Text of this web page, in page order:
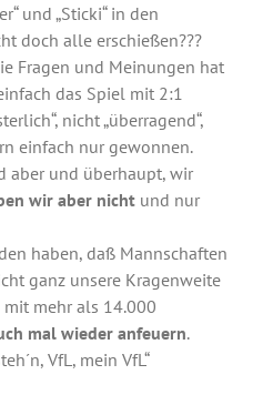
und „Sticki“ in den
doch alle erschießen???
Fragen und Meinungen hat
das Spiel mit 2:1
nicht „überragend“,
einfach nur gewonnen.
aber und überhaupt, wir
wir aber nicht und nur
haben, daß Mannschaften
ganz unsere Kragenweite
mehr als 14.000
mal wieder anfeuern.
VfL, mein VfL“